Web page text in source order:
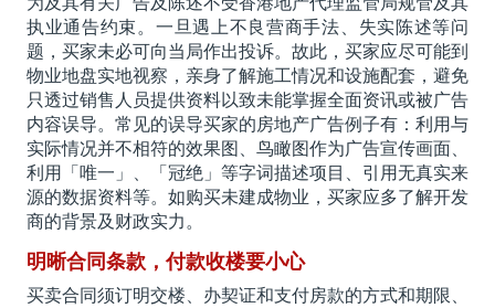
执业通告约束。一旦遇上不良营商手法、失实陈述等问
题，买家未必可向当局作出投诉。故此，买家应尽可能到
物业地盘实地视察，亲身了解施工情况和设施配套，避免
只透过销售人员提供资料以致未能掌握全面资讯或被广告
内容误导。常见的误导买家的房地产广告例子有：利用与
实际情况并不相符的效果图、鸟瞰图作为广告宣传画面、
利用「唯一」、「冠绝」等字词描述项目、引用无真实来
源的数据资料等。如购买未建成物业，买家应多了解开发
商的背景及财政实力。
明晰合同条款，付款收楼要小心
买卖合同须订明交楼、办契证和支付房款的方式和期限、